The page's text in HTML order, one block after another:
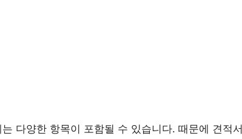
다양한 항목이 포함될 수 있습니다. 때문에 견적